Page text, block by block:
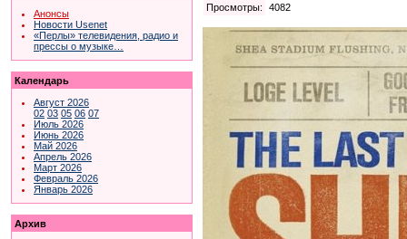
Анонсы
Новости Usenet
«Перлы» телевидения, радио и
прессы о музыке…
Календарь
Август 2026
02 03 05 06 07
Июль 2026
Июнь 2026
Май 2026
Апрель 2026
Март 2026
Февраль 2026
Январь 2026
Архив
Просмотры:
4082